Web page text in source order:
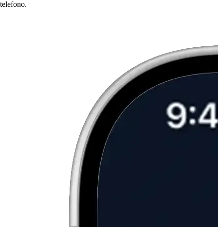
telefono.